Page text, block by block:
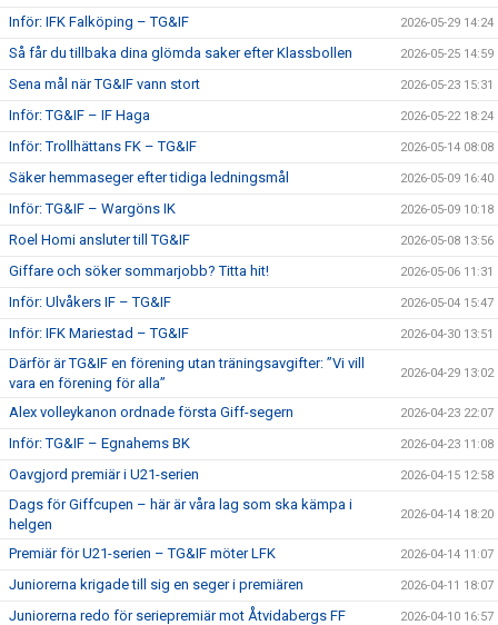
Inför: IFK Falköping – TG&IF 2026-05-29 14:24
Så får du tillbaka dina glömda saker efter Klassbollen 2026-05-25 14:59
Sena mål när TG&IF vann stort 2026-05-23 15:31
Inför: TG&IF – IF Haga 2026-05-22 18:24
Inför: Trollhättans FK – TG&IF 2026-05-14 08:08
Säker hemmaseger efter tidiga ledningsmål 2026-05-09 16:40
Inför: TG&IF – Wargöns IK 2026-05-09 10:18
Roel Homi ansluter till TG&IF 2026-05-08 13:56
Giffare och söker sommarjobb? Titta hit! 2026-05-06 11:31
Inför: Ulvåkers IF – TG&IF 2026-05-04 15:47
Inför: IFK Mariestad – TG&IF 2026-04-30 13:51
Därför är TG&IF en förening utan träningsavgifter: ”Vi vill
vara en förening för alla”
2026-04-29 13:02
Alex volleykanon ordnade första Giff-segern 2026-04-23 22:07
Inför: TG&IF – Egnahems BK 2026-04-23 11:08
Oavgjord premiär i U21-serien 2026-04-15 12:58
Dags för Giffcupen – här är våra lag som ska kämpa i
helgen
2026-04-14 18:20
Premiär för U21-serien – TG&IF möter LFK 2026-04-14 11:07
Juniorerna krigade till sig en seger i premiären 2026-04-11 18:07
Juniorerna redo för seriepremiär mot Åtvidabergs FF 2026-04-10 16:57